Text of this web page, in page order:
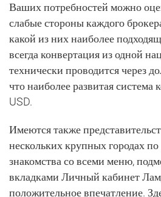
Ваших потребностей можно
слабые стороны каждого
какой из них наиболее
всегда конвертация из одной
технически проводится через
что наиболее развитая система
USD.
Имеются также
нескольких крупных городах
знакомства со всеми меню,
вкладками Личный кабинет
положительное впечатление.